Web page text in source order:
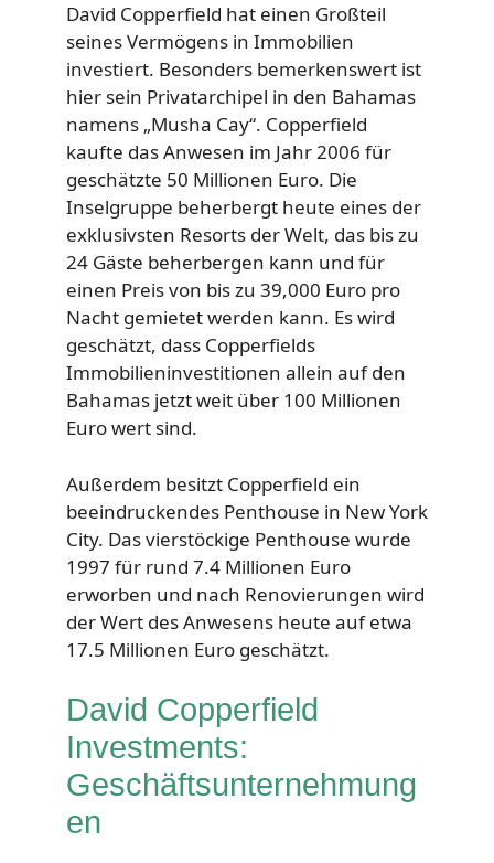
David Copperfield hat einen Großteil
seines Vermögens in Immobilien
investiert. Besonders bemerkenswert ist
hier sein Privatarchipel in den Bahamas
namens „Musha Cay“. Copperfield
kaufte das Anwesen im Jahr 2006 für
geschätzte 50 Millionen Euro. Die
Inselgruppe beherbergt heute eines der
exklusivsten Resorts der Welt, das bis zu
24 Gäste beherbergen kann und für
einen Preis von bis zu 39,000 Euro pro
Nacht gemietet werden kann. Es wird
geschätzt, dass Copperfields
Immobilieninvestitionen allein auf den
Bahamas jetzt weit über 100 Millionen
Euro wert sind.
Außerdem besitzt Copperfield ein
beeindruckendes Penthouse in New York
City. Das vierstöckige Penthouse wurde
1997 für rund 7.4 Millionen Euro
erworben und nach Renovierungen wird
der Wert des Anwesens heute auf etwa
17.5 Millionen Euro geschätzt.
David Copperfield
Investments:
Geschäftsunternehmung
en